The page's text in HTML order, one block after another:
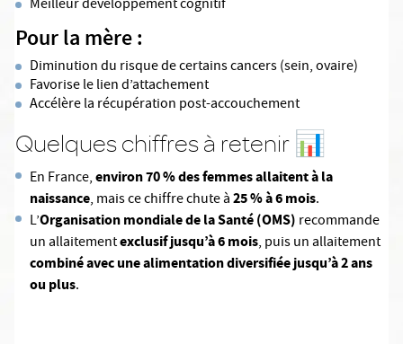
Meilleur développement cognitif
Pour la mère :
Diminution du risque de certains cancers (sein, ovaire)
Favorise le lien d’attachement
Accélère la récupération post-accouchement
Quelques chiffres à retenir 📊
En France,environ 70 % des femmes allaitent à la
naissance, mais ce chiffre chute à25 % à 6 mois.
L’Organisation mondiale de la Santé (OMS) recommande
un allaitementexclusif jusqu’à 6 mois, puis un allaitement
combiné avec une alimentation diversifiée jusqu’à 2 ans
ou plus.